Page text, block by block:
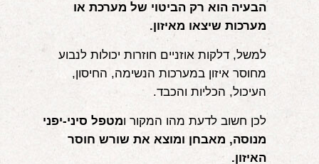
הבעיה הוא רק הביטוי של מערכת או
מערכות שיצאו מאיזון.
למשל, דלקות אוזניים חוזרות יכולות לנבוע
מחוסר איזון במערכות הנשימה, החיסון,
העיכול, הכליות והכבד.
לכן חשוב לדעת מהו המקור ומטפל סיני-יפני
מנוסה, מאבחן ומוצא את שורש חוסר
האיזון.